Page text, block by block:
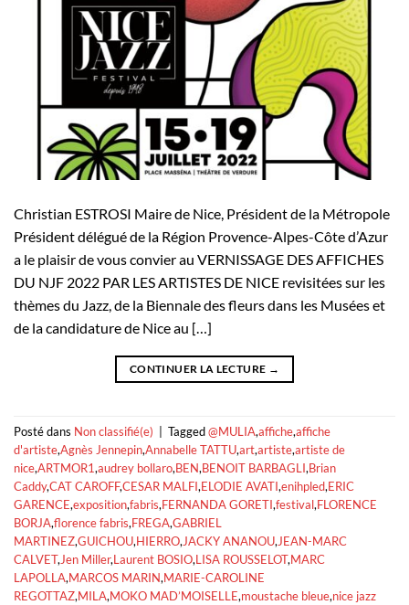
Christian ESTROSI Maire de Nice, Président de la Métropole
Président délégué de la Région Provence-Alpes-Côte d’Azur
a le plaisir de vous convier au VERNISSAGE DES AFFICHES
DU NJF 2022 PAR LES ARTISTES DE NICE revisitées sur les
thèmes du Jazz, de la Biennale des fleurs dans les Musées et
de la candidature de Nice au […]
CONTINUER LA LECTURE →
Posté dans Non classifié(e) Tagged@MULIA,affiche,affiche
d'artiste,Agnès Jennepin,Annabelle TATTU,art,artiste,artiste de
nice,ARTMOR1,audrey bollaro,BEN,BENOIT BARBAGLI,Brian
Caddy,CAT CAROFF,CESAR MALFI,ELODIE AVATI,enihpled,ERIC
GARENCE,exposition,fabris,FERNANDA GORETI,festival,FLORENCE
BORJA,florence fabris,FREGA,GABRIEL
MARTINEZ,GUICHOU,HIERRO,JACKY ANANOU,JEAN-MARC
CALVET,Jen Miller,Laurent BOSIO,LISA ROUSSELOT,MARC
LAPOLLA,MARCOS MARIN,MARIE-CAROLINE
REGOTTAZ,MILA,MOKO MAD’MOISELLE,moustache bleue,nice jazz